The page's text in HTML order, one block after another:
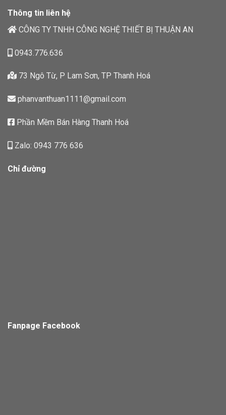
Thông tin liên hệ
CÔNG TY TNHH CÔNG NGHỆ THIẾT BỊ THUẬN AN
0943.776.636
73 Ngô Từ, P Lam Sơn, TP Thanh Hoá
phanvanthuan1111@gmail.com
Phần Mềm Bán Hàng Thanh Hoá
Zalo: 0943 776 636
Chỉ đường
Fanpage Facebook